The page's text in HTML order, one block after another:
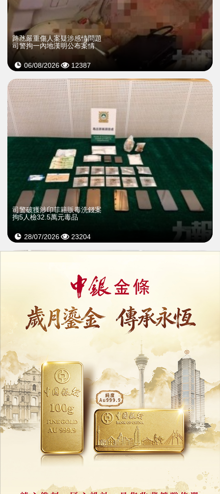
​路氹嚴重傷人案疑涉感情問題
司警拘一內地漢明公布案情
06/08/2026 12387
司警破獲涉印菲籍販毒洗錢案
拘5人檢32.5萬元毒品
28/07/2026 23204
北大高材生成「芬太尼大王」
打入墨西哥販毒網絡在美候審
15/07/2026 26175